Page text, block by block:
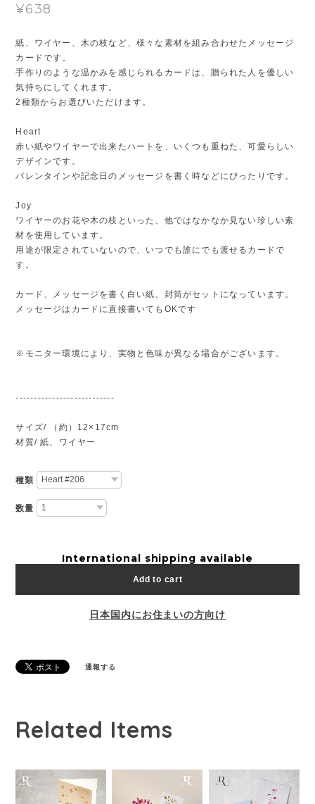
¥638
紙、ワイヤー、木の枝など、様々な素材を組み合わせたメッセージ
カードです。
手作りのような温かみを感じられるカードは、贈られた人を優しい
気持ちにしてくれます。
2種類からお選びいただけます。
Heart
赤い紙やワイヤーで出来たハートを、いくつも重ねた、可愛らしい
デザインです。
バレンタインや記念日のメッセージを書く時などにぴったりです。
Joy
ワイヤーのお花や木の枝といった、他ではなかなか見ない珍しい素
材を使用しています。
用途が限定されていないので、いつでも誰にでも渡せるカードで
す。
カード、メッセージを書く白い紙、封筒がセットになっています。
メッセージはカードに直接書いてもOKです
※モニター環境により、実物と色味が異なる場合がございます。
---------------------------
サイズ/ （約）12×17cm
材質/ 紙、ワイヤー
種類
数量
International shipping available
Add to cart
日本国内にお住まいの方向け
通報する
Related Items